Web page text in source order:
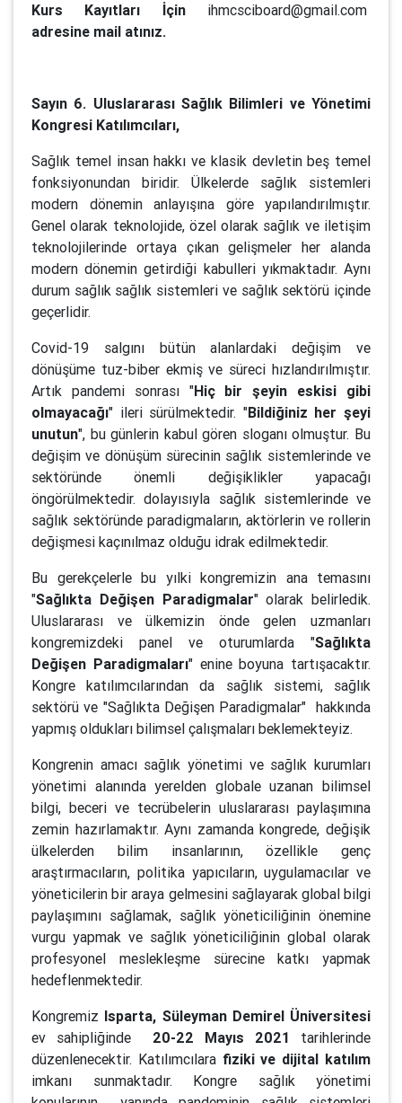
Kurs Kayıtları İçin ihmcsciboard@gmail.com
adresine mail atınız.
Sayın 6. Uluslararası Sağlık Bilimleri ve Yönetimi
Kongresi Katılımcıları,
Sağlık temel insan hakkı ve klasik devletin beş temel
fonksiyonundan biridir. Ülkelerde sağlık sistemleri
modern dönemin anlayışına göre yapılandırılmıştır.
Genel olarak teknolojide, özel olarak sağlık ve iletişim
teknolojilerinde ortaya çıkan gelişmeler her alanda
modern dönemin getirdiği kabulleri yıkmaktadır. Aynı
durum sağlık sağlık sistemleri ve sağlık sektörü içinde
geçerlidir.
Covid-19 salgını bütün alanlardaki değişim ve
dönüşüme tuz-biber ekmiş ve süreci hızlandırılmıştır.
Artık pandemi sonrası "Hiç bir şeyin eskisi gibi
olmayacağı" ileri sürülmektedir. "Bildiğiniz her şeyi
unutun", bu günlerin kabul gören sloganı olmuştur. Bu
değişim ve dönüşüm sürecinin sağlık sistemlerinde ve
sektöründe önemli değişiklikler yapacağı
öngörülmektedir. dolayısıyla sağlık sistemlerinde ve
sağlık sektöründe paradigmaların, aktörlerin ve rollerin
değişmesi kaçınılmaz olduğu idrak edilmektedir.
Bu gerekçelerle bu yılki kongremizin ana temasını
"Sağlıkta Değişen Paradigmalar" olarak belirledik.
Uluslararası ve ülkemizin önde gelen uzmanları
kongremizdeki panel ve oturumlarda "Sağlıkta
Değişen Paradigmaları" enine boyuna tartışacaktır.
Kongre katılımcılarından da sağlık sistemi, sağlık
sektörü ve "Sağlıkta Değişen Paradigmalar" hakkında
yapmış oldukları bilimsel çalışmaları beklemekteyiz.
Kongrenin amacı sağlık yönetimi ve sağlık kurumları
yönetimi alanında yerelden globale uzanan bilimsel
bilgi, beceri ve tecrübelerin uluslararası paylaşımına
zemin hazırlamaktır. Aynı zamanda kongrede, değişik
ülkelerden bilim insanlarının, özellikle genç
araştırmacıların, politika yapıcıların, uygulamacılar ve
yöneticilerin bir araya gelmesini sağlayarak global bilgi
paylaşımını sağlamak, sağlık yöneticiliğinin önemine
vurgu yapmak ve sağlık yöneticiliğinin global olarak
profesyonel meslekleşme sürecine katkı yapmak
hedeflenmektedir.
Kongremiz Isparta, Süleyman Demirel Üniversitesi
ev sahipliğinde 20-22 Mayıs 2021 tarihlerinde
düzenlenecektir. Katılımcılara fiziki ve dijital katılım
imkanı sunmaktadır. Kongre sağlık yönetimi